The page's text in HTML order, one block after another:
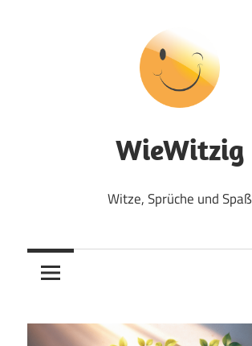
WieWitzig
Witze, Sprüche und Spaß